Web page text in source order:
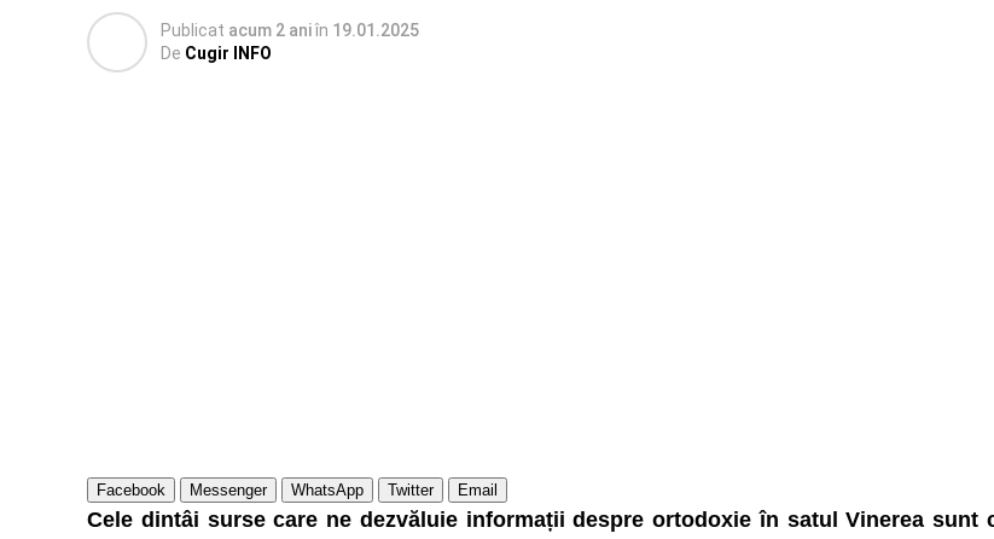
Publicat acum 2 aniîn 19.01.2025
De Cugir INFO
Facebook Messenger WhatsApp Twitter Email
Cele dintâi surse care ne dezvăluie informații despre ortodoxie în satul Vinerea sunt